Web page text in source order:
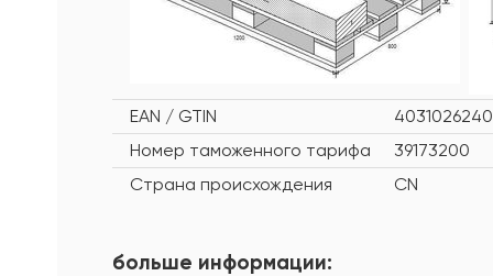
EAN / GTIN
Номер таможенного тарифа
39173200
Страна происхождения
CN
больше информации: